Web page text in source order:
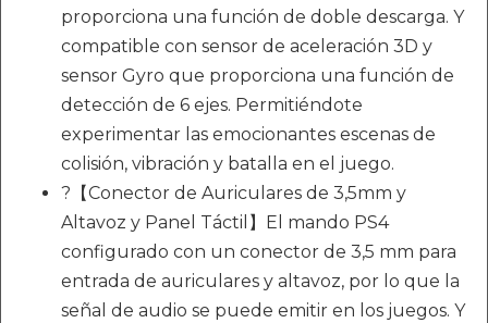
proporciona una función de doble descarga. Y
compatible con sensor de aceleración 3D y
sensor Gyro que proporciona una función de
detección de 6 ejes. Permitiéndote
experimentar las emocionantes escenas de
colisión, vibración y batalla en el juego.
?【Conector de Auriculares de 3,5mm y
Altavoz y Panel Táctil】El mando PS4
configurado con un conector de 3,5 mm para
entrada de auriculares y altavoz, por lo que la
señal de audio se puede emitir en los juegos. Y